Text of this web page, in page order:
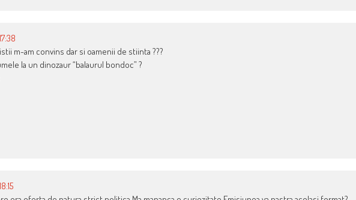
m-am convins dar si oamenii de stiinta ???
la un dinozaur “balaurul bondoc” ?